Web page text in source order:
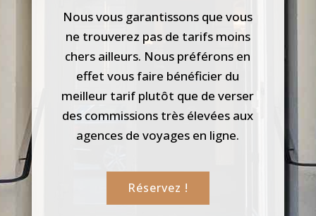
Nous vous garantissons que vous
ne trouverez pas de tarifs moins
chers ailleurs. Nous préférons en
effet vous faire bénéficier du
meilleur tarif plutôt que de verser
des commissions très élevées aux
agences de voyages en ligne.
Réservez !